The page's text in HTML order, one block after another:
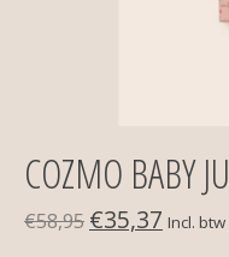
COZMO BABY
€58,95 €35,37 Incl. btw